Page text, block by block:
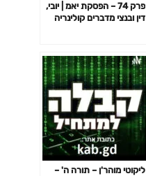
פרק 74 – הפסקת יאמ | יובי,
דין ובנצי מדברים קולינריה
ליקוטי מוהר'ן – תורה ה' –